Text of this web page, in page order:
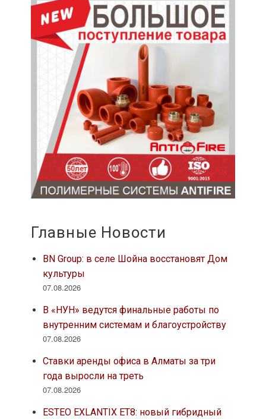
Главные Новости
BN Group: в селе Шойна восстановят Дом
культуры
07.08.2026
В «НУН» ведутся финальные работы по
внутренним системам и благоустройству
07.08.2026
Ставки аренды офиса в Алматы за три
года выросли на треть
07.08.2026
ESTEO EXLANTIX ET8: новый гибридный